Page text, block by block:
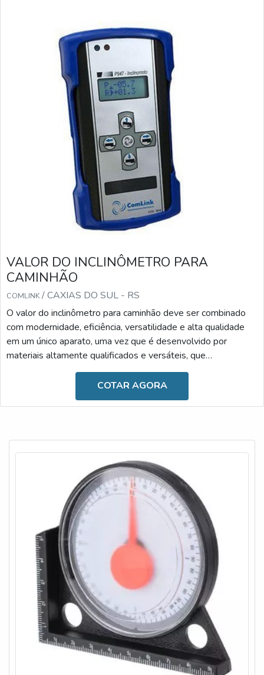
VALOR DO INCLINÔMETRO PARA
CAMINHÃO
COMLINK/ CAXIAS DO SUL - RS
O valor do inclinômetro para caminhão deve ser combinado
com modernidade, eficiência, versatilidade e alta qualidade
em um único aparato, uma vez que é desenvolvido por
materiais altamente qualificados e versáteis, que
desempenham a sua função com a maestria. Diante desses
benefícios, o valor torna-se o fator menos relevante.A
IMPORTÂNCIA DO DISPOSITIVO NO DIA A DIAAs
laterais fortes, tr
COTAR AGORA